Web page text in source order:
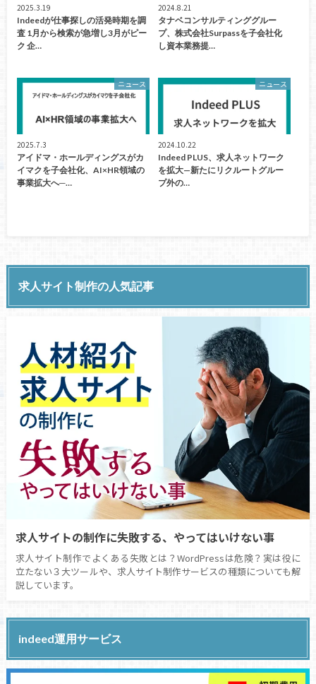
2025.3.19
Indeedが仕事探しの活発時期を調
査 1月から検索が急増し3月がピー
ク 企…
2024.8.21
タナベコンサルティンググルー
プ、株式会社Surpassを子会社化
し資本業務提…
ニュース
2025.7.3
アイドマ・ホールディングスがカ
イマクを子会社化、AI×HR領域の
事業拡大へ─…
ニュース
2024.10.22
Indeed PLUS、求人ネットワーク
を拡大—新たにリクルートグルー
プ外の…
求人サイト制作の人気記事
求人サイトの制作に失敗する、やってはいけない事
求人サイト制作でよくある失敗とは？WordPressは危険？実は役に
立たない３大ツールや、求人サイト制作サービスの種類についても解
説しています。
indeed運用サービス